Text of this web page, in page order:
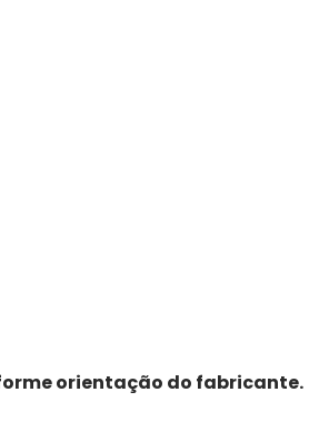
orientação do fabricante.